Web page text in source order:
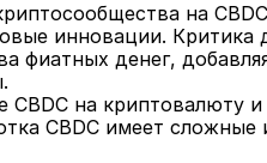
на
инновации. Критика
фиатных денег,
CBDC на криптовалюту
CBDC имеет